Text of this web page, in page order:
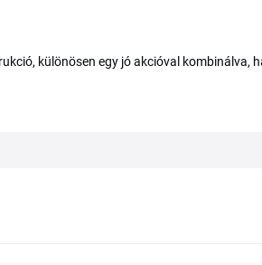
különösen egy jó akcióval kombinálva,